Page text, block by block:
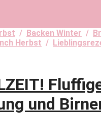
/ Backen Winter /
Herbst /
und